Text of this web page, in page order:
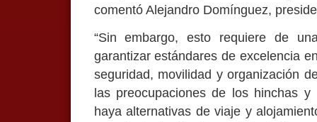
comentó Alejandro Domínguez,
“Sin embargo, esto requiere de
garantizar estándares de excelencia
seguridad, movilidad y organización
las preocupaciones de los hinchas
haya alternativas de viaje y